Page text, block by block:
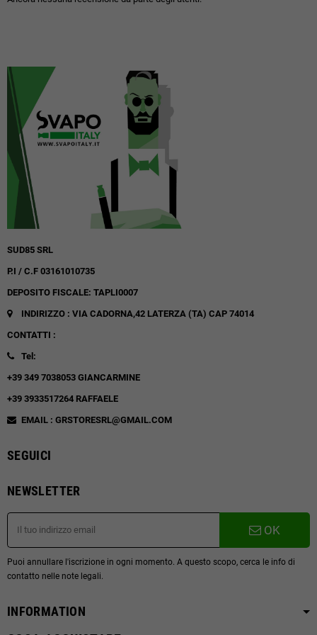
SUD85 SRL
P.I / C.F 03161010735
DEPOSITO FISCALE: TAPLI0007
INDIRIZZO : VIA CADORNA,42 LATERZA (TA) CAP 74014
CONTATTI :
Tel:
+39 349 7038053 GIANCARMINE
+39 3933517264 RAFFAELE
EMAIL : GRSTORESRL@GMAIL.COM
SEGUICI
NEWSLETTER
OK
Puoi annullare l'iscrizione in ogni momento. A questo scopo, cerca le info di
contatto nelle note legali.
INFORMATION